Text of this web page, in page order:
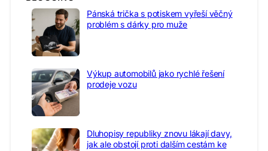
Pánská trička s potiskem vyřeší věčný
problém s dárky pro muže
Výkup automobilů jako rychlé řešení
prodeje vozu
Dluhopisy republiky znovu lákají davy,
jak ale obstojí proti dalším cestám ke